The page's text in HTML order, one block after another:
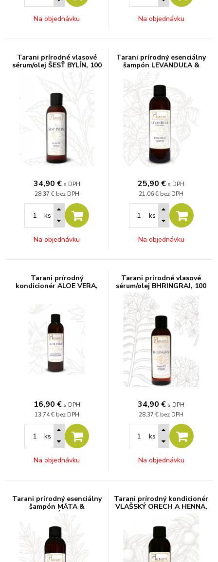
Na objednávku Na objednávku
Tarani prírodné vlasové
sérum/olej ŠESŤ BYLÍN, 100
34,90 € s DPH
28,37 € bez DPH
ks
Na objednávku
Tarani prírodný esenciálny
šampón LEVANDUĽA &
BAZALKA, 200 g
25,90 € s DPH
21,06 € bez DPH
ks
Na objednávku
Tarani prírodný
kondicionér ALOE VERA,
16,90 € s DPH
13,74 € bez DPH
ks
Na objednávku
Tarani prírodné vlasové
sérum/olej BHRINGRAJ, 100
34,90 € s DPH
28,37 € bez DPH
ks
Na objednávku
Tarani prírodný esenciálny
šampón MÄTA &
ROZMARÍN, 200 g
Tarani prírodný kondicionér
VLAŠSKÝ ORECH A HENNA,